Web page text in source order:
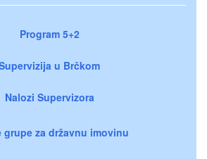
Program 5+2
u Brčkom
Nalozi Supervizora
grupe za državnu imovinu